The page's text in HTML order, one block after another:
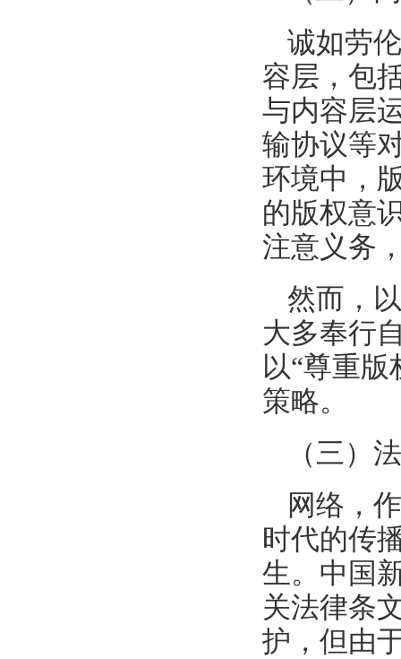
诚如劳
容层，包
与内容层
输协议等
环境中，
的版权意
注意义务
然而，
大多奉行
以“尊重
策略。
（三）
网络，
时代的传
生。中国
关法律条
护，但由